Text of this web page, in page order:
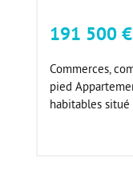
191 500 €
Commerces,
pied
habitables situé